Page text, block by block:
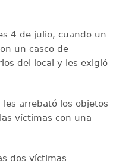
4 de julio, cuando un
un casco de
del local y les exigió
arrebató los objetos
víctimas con una
dos víctimas